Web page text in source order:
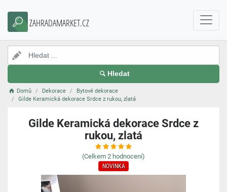
ZAHRADAMARKET.CZ
Hledat
Domů Dekorace
Bytové dekorace
Gilde Keramická dekorace Srdce z rukou, zlatá
Gilde Keramická dekorace Srdce z
rukou, zlatá
(Celkem 2 hodnocení)
NOVINKA